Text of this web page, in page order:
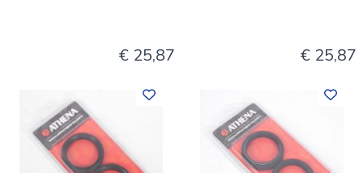
€ 25,87 € 25,87